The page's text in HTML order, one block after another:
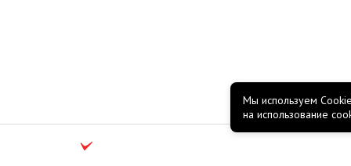
Мы используем
на использование